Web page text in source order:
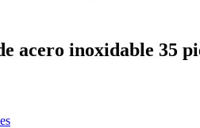
acero inoxidable 35